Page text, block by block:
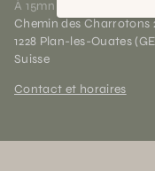
À 15mn du centre de
Chemin des Charrotons
1228 Plan-les-Ouates
Suisse
Contact et horaires